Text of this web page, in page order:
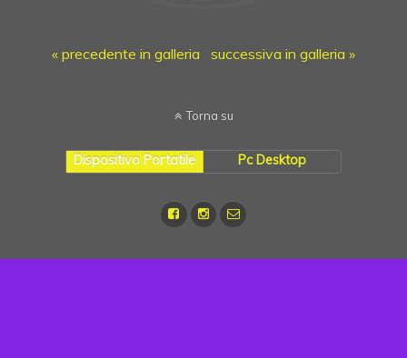
« precedente in galleria successiva in galleria »
Torna su
Dispositivo Portatile Pc Desktop